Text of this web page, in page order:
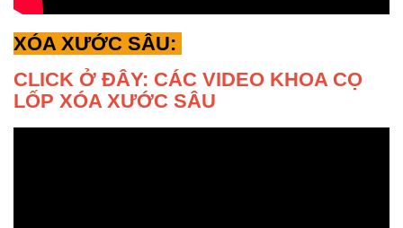
XÓA XƯỚC SÂU:
CLICK Ở ĐÂY: CÁC VIDEO KHOA CỌ
LỐP XÓA XƯỚC SÂU